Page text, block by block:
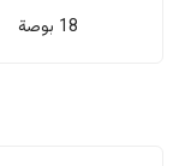
18 بوصة